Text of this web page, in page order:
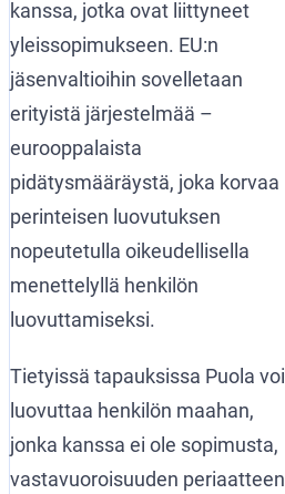
kanssa, jotka ovat liittyneet
yleissopimukseen. EU:n
jäsenvaltioihin sovelletaan
erityistä järjestelmää –
eurooppalaista
pidätysmääräystä, joka korvaa
perinteisen luovutuksen
nopeutetulla oikeudellisella
menettelyllä henkilön
luovuttamiseksi.
Tietyissä tapauksissa Puola voi
luovuttaa henkilön maahan,
jonka kanssa ei ole sopimusta,
vastavuoroisuuden periaatteen